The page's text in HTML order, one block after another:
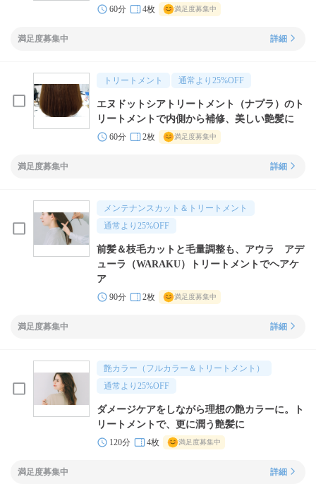
60分 4枚 満足度募集中
満足度募集中 詳細
トリートメント 通常より 25%OFF
エヌドットシアトリートメント（ナプラ）のト
リートメントで内側から補修、美しい艶髪に
60分 2枚 満足度募集中
満足度募集中 詳細
メンテナンスカット＆トリートメント
通常より 25%OFF
前髪＆枝毛カットと毛量調整も、アウラ アデ
ューラ（WARAKU）トリートメントでヘアケ
ア
90分 2枚 満足度募集中
満足度募集中 詳細
艶カラー（フルカラー＆トリートメント）
通常より 25%OFF
ダメージケアをしながら理想の艶カラーに。ト
リートメントで、更に潤う艶髪に
120分 4枚 満足度募集中
満足度募集中 詳細